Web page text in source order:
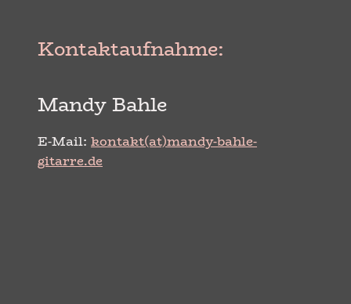
Kontaktaufnahme:
Mandy Bahle
E-Mail: kontakt(at)mandy-bahle-
gitarre.de